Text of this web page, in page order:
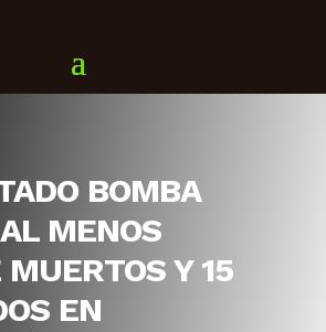
BOMBA
MENOS
Y 15
EN